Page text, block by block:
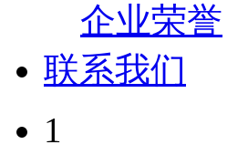
企业荣誉
联系我们
1